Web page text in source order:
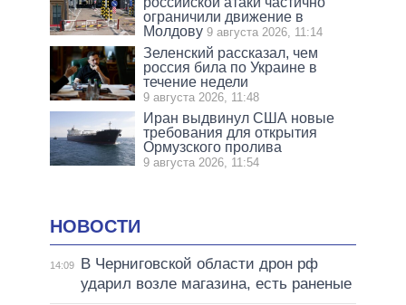
ограничили движение в
Молдову 9 августа 2026, 11:14
Зеленский рассказал, чем
россия била по Украине в
течение недели
9 августа 2026, 11:48
Иран выдвинул США новые
требования для открытия
Ормузского пролива
9 августа 2026, 11:54
НОВОСТИ
14:09
В Черниговской области дрон рф
ударил возле магазина, есть раненые